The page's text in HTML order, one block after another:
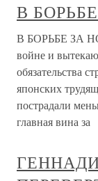
В
В БОРЬБЕ ЗА
войне и
обязательства
японских
пострадали
главная вина за